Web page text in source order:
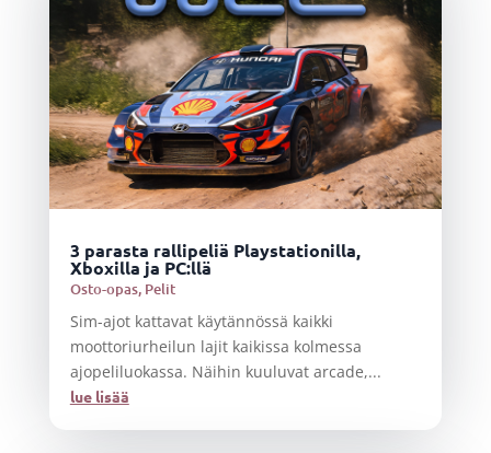
3 parasta rallipeliä Playstationilla,
Xboxilla ja PC:llä
Osto-opas, Pelit
Sim-ajot kattavat käytännössä kaikki
moottoriurheilun lajit kaikissa kolmessa
ajopeliluokassa. Näihin kuuluvat arcade,...
lue lisää